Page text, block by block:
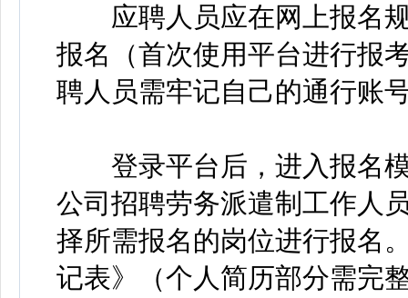
应聘人员应在网上报名规
报名（首次使用平台进行报
聘人员需牢记自己的通行账
登录平台后，进入报名模
公司招聘劳务派遣制工作人
择所需报名的岗位进行报名
记表》（个人简历部分需完